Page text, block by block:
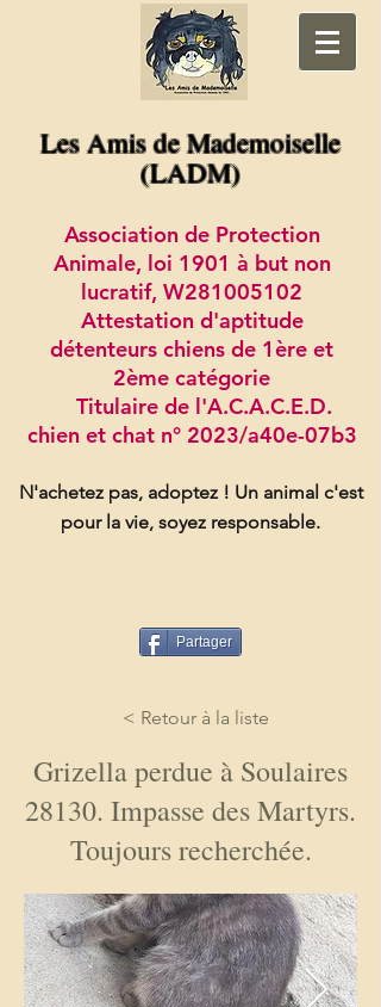
Les Amis de Mademoiselle
(LADM)
Association de Protection
Animale, loi 1901 à but non
lucratif, W281005102
Attestation d'aptitude
détenteurs chiens de 1ère et
2ème catégorie
Titulaire de l'A.C.A.C.E.D.
chien et chat n° 2023/a40e-07b3
N'achetez pas, adoptez ! Un animal c'est
pour la vie, soyez responsable.
Partager
< Retour à la liste
Grizella perdue à Soulaires
28130. Impasse des Martyrs.
Toujours recherchée.